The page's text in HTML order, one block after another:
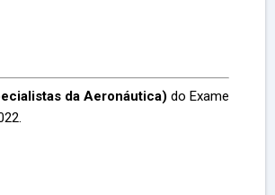
da Aeronáutica) do Exame